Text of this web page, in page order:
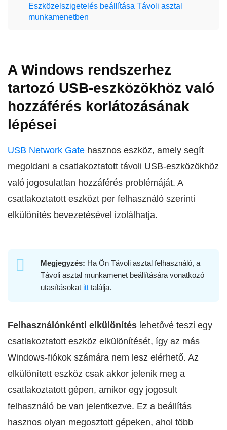
Eszközelszigetelés beállítása Távoli asztal
munkamenetben
A Windows rendszerhez
tartozó USB-eszközökhöz való
hozzáférés korlátozásának
lépései
USB Network Gate hasznos eszköz, amely segít
megoldani a csatlakoztatott távoli USB-eszközökhöz
való jogosulatlan hozzáférés problémáját. A
csatlakoztatott eszközt per felhasználó szerinti
elkülönítés bevezetésével izolálhatja.
Megjegyzés: Ha Ön Távoli asztal felhasználó, a
Távoli asztal munkamenet beállítására vonatkozó
utasításokat itt találja.
Felhasználónkénti elkülönítés lehetővé teszi egy
csatlakoztatott eszköz elkülönítését, így az más
Windows-fiókok számára nem lesz elérhető. Az
elkülönített eszköz csak akkor jelenik meg a
csatlakoztatott gépen, amikor egy jogosult
felhasználó be van jelentkezve. Ez a beállítás
hasznos olyan megosztott gépeken, ahol több